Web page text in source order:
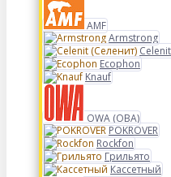
AMF
Armstrong
Ecophon
Knauf
OWA (ОВА)
POKROVER
Rockfon
Грильято
Кассетный